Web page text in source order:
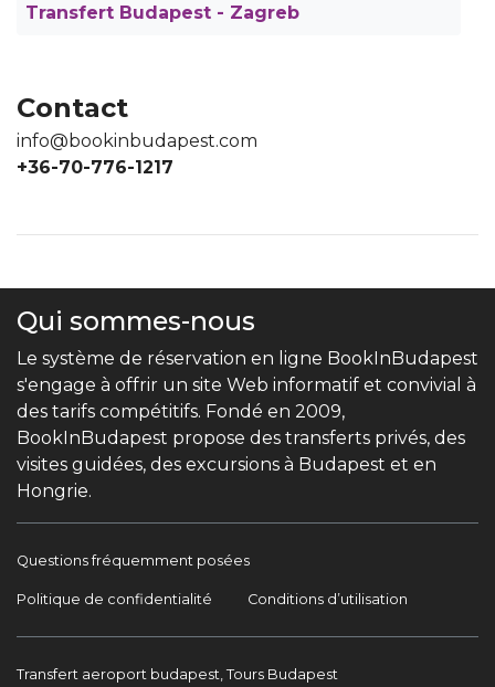
Transfert Budapest - Zagreb
Contact
info@bookinbudapest.com
+36-70-776-1217
Qui sommes-nous
Le système de réservation en ligne BookInBudapest
s'engage à offrir un site Web informatif et convivial à
des tarifs compétitifs. Fondé en 2009,
BookInBudapest propose des transferts privés, des
visites guidées, des excursions à Budapest et en
Hongrie.
Questions fréquemment posées
Politique de confidentialité Conditions d’utilisation
Transfert aeroport budapest, Tours Budapest